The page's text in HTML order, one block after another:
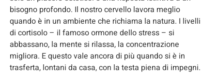
bisogno profondo. Il nostro cervello lavora meglio
quando è in un ambiente che richiama la natura. I livelli
di cortisolo – il famoso ormone dello stress – si
abbassano, la mente si rilassa, la concentrazione
migliora. E questo vale ancora di più quando si è in
trasferta, lontani da casa, con la testa piena di impegni.